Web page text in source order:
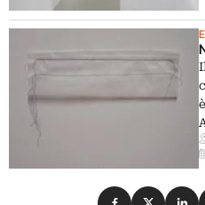
Condividi su
Condividi